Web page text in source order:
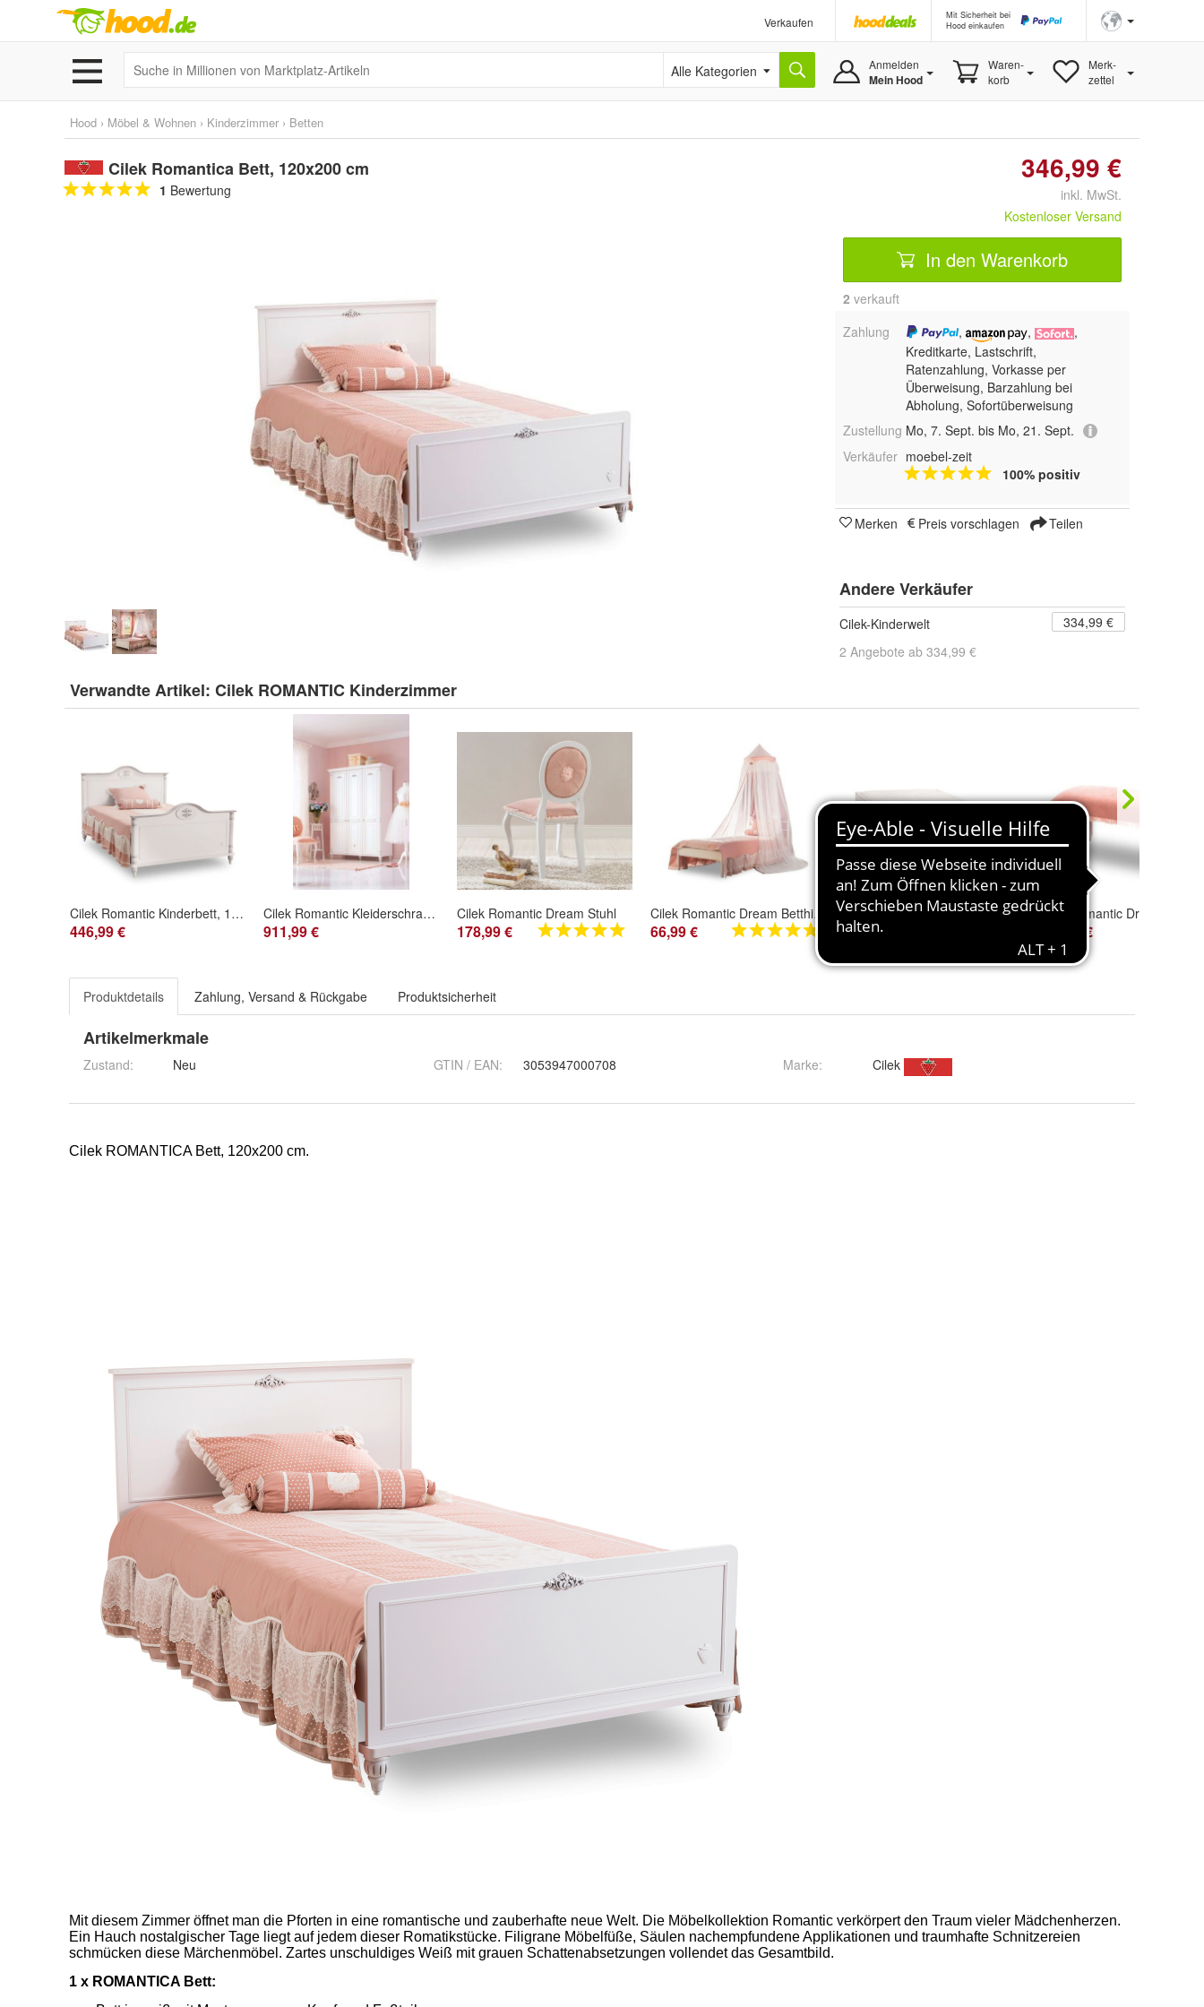
Verkaufen
Mit Sicherheit bei
Hood einkaufen
Alle Kategorien Anmelden
Mein Hood
Waren-
korb
Merk-
zettel
Hood › Möbel & Wohnen › Kinderzimmer › Betten
Cilek Romantica Bett, 120x200 cm
1 Bewertung
346,99 €
inkl. MwSt.
Kostenloser Versand
In den Warenkorb
2 verkauft
Zahlung
, ,
,
Kreditkarte, Lastschrift,
Ratenzahlung, Vorkasse per
Überweisung, Barzahlung bei
Abholung, Sofortüberweisung
Zustellung Mo, 7. Sept. bis Mo, 21. Sept.
Verkäufer moebel-zeit
100% positiv
Merken Preis vorschlagen Teilen
Andere Verkäufer
Cilek-Kinderwelt
334,99 €
2 Angebote ab 334,99 €
Verwandte Artikel: Cilek ROMANTIC Kinderzimmer
Cilek Romantic Kinderbett, 100x200 cm
446,99 €
Cilek Romantic Kleiderschrank I, 3 - türig
911,99 €
Cilek Romantic Dream Stuhl
178,99 €
Cilek Romantic Dream Betthimmel
66,99 €
Cilek Romantic Bettkasten / Ausziehbett, 90x190 cm
166,99 € 144,99 €
Produktdetails Zahlung, Versand & Rückgabe Produktsicherheit
Artikelmerkmale
Zustand: Neu GTIN / EAN: 3053947000708 Marke: Cilek